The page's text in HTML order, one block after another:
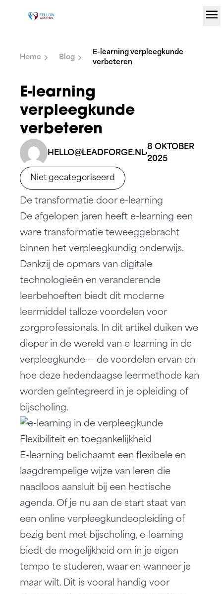
menu
Home Blog
E-learning verpleegkunde
verbeteren
E-learning
verpleegkunde
verbeteren
HELLO@LEADFORGE.NL
8 OKTOBER
2025
Niet gecategoriseerd
De transformatie door e-learning
De afgelopen jaren heeft e-learning een
ware transformatie teweeggebracht
binnen het verpleegkundig onderwijs.
Dankzij de opmars van digitale
technologieën en veranderende
leerbehoeften biedt dit moderne
leermiddel talloze voordelen voor
zorgprofessionals. In dit artikel duiken we
dieper in de wereld van e-learning in de
verpleegkunde — de voordelen ervan en
hoe deze hedendaagse leermethode kan
worden geïntegreerd in je opleiding of
bijscholing.
Flexibiliteit en toegankelijkheid
E-learning belichaamt een flexibele en
laagdrempelige wijze van leren die
naadloos aansluit bij een hectische
agenda. Of je nu aan de start staat van
een online verpleegkundeopleiding of
bezig bent met bijscholing, e-learning
biedt de mogelijkheid om in je eigen
tempo te studeren, waar en wanneer je
maar wilt. Dit is vooral handig voor